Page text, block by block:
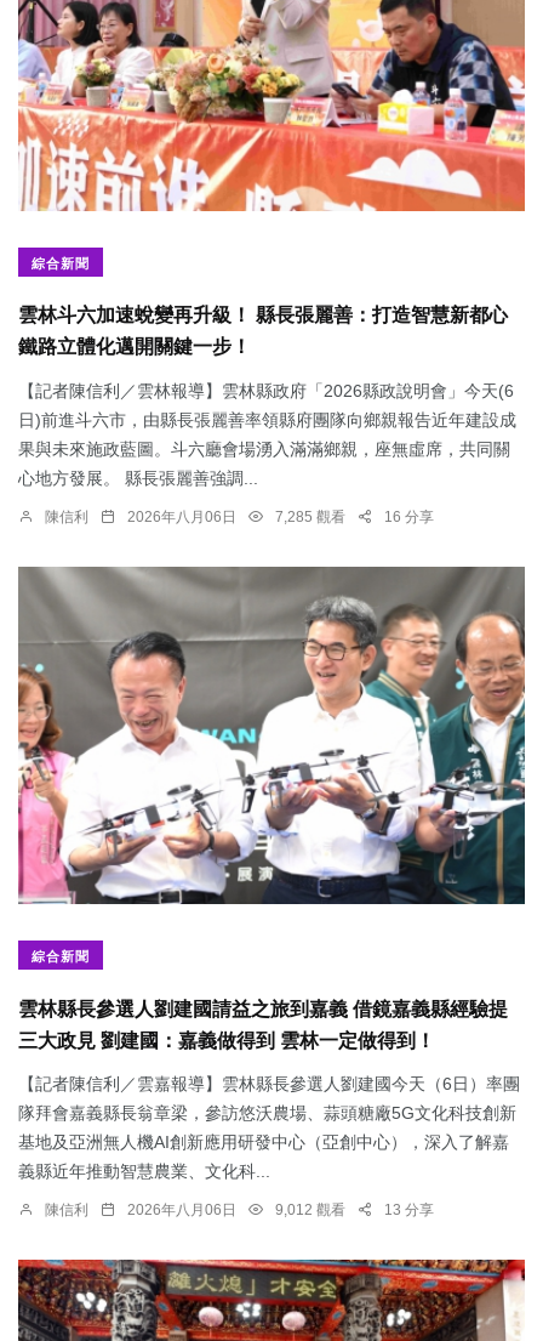
綜合新聞
雲林斗六加速蛻變再升級！ 縣長張麗善：打造智慧新都心
鐵路立體化邁開關鍵一步！
【記者陳信利／雲林報導】雲林縣政府「2026縣政說明會」今天(6
日)前進斗六市，由縣長張麗善率領縣府團隊向鄉親報告近年建設成
果與未來施政藍圖。斗六廳會場湧入滿滿鄉親，座無虛席，共同關
心地方發展。 縣長張麗善強調...
陳信利 2026年八月06日 7,285 觀看 16 分享
綜合新聞
雲林縣長參選人劉建國請益之旅到嘉義 借鏡嘉義縣經驗提
三大政見 劉建國：嘉義做得到 雲林一定做得到！
【記者陳信利／雲嘉報導】雲林縣長參選人劉建國今天（6日）率團
隊拜會嘉義縣長翁章梁，參訪悠沃農場、蒜頭糖廠5G文化科技創新
基地及亞洲無人機AI創新應用研發中心（亞創中心），深入了解嘉
義縣近年推動智慧農業、文化科...
陳信利 2026年八月06日 9,012 觀看 13 分享